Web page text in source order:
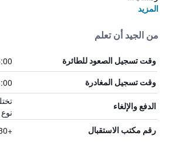
المزيد
من الجيد أن تعلم
وقت تسجيل الصعود للطائرة
وقت تسجيل المغادرة
الدفع والإلغاء
رقم مكتب الاستقبال +30 228 602 7045